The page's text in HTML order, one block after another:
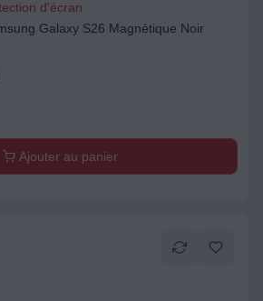
d'écran
Galaxy S26 Magnétique Noir
Ajouter au panier